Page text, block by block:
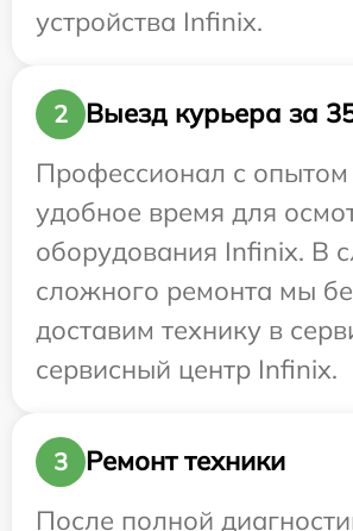
устройства Infinix.
2
Выезд курьера за
Профессионал с опытом
удобное время для
оборудования Infinix. В
сложного ремонта мы
доставим технику в
сервисный центр Infinix.
3
Ремонт техники
После полной